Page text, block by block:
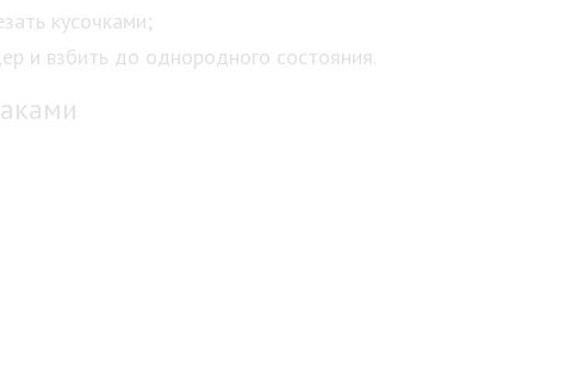
кусочками;
и взбить до однородного состояния.